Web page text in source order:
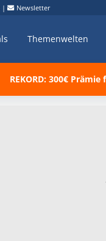
| Newsletter
Themenwelten
REKORD: 300€